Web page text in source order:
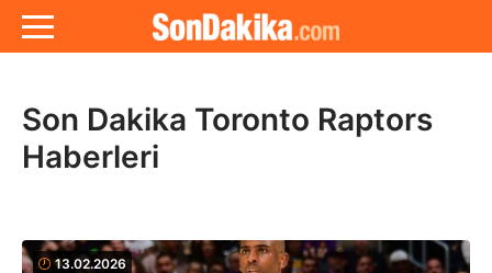
Son Dakika Toronto Raptors
Haberleri
13.02.2026